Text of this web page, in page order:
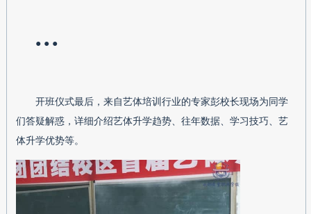
● ● ●
开班仪式最后，来自艺体培训行业的专家彭校长现场为同学
们答疑解惑，详细介绍艺体升学趋势、往年数据、学习技巧、艺
体升学优势等。